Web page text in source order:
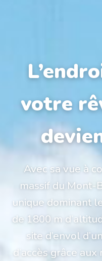
votre
Avec sa vue à
massif du Mont-
unique dominant
de 1800 m
site d’envol
d’accès grâce